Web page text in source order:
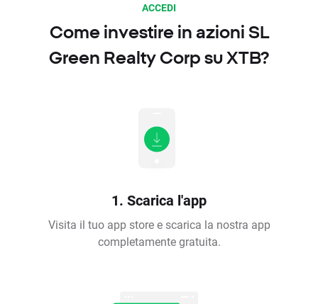
ACCEDI
Come investire in azioni SL
Green Realty Corp su XTB?
1. Scarica l'app
Visita il tuo app store e scarica la nostra app
completamente gratuita.